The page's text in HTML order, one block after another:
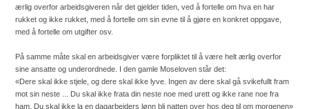
ærlig overfor arbeidsgiveren når det gjelder tiden, ved å fortelle om hva en har
rukket og ikke rukket, med å fortelle om sin evne til å gjøre en konkret oppgave,
med å fortelle om utgifter osv.
På samme måte skal en arbeidsgiver være forpliktet til å være helt ærlig overfor
sine ansatte og underordnede. I den gamle Moseloven står det:
«Dere skal ikke stjele, og dere skal ikke lyve. Ingen av dere skal gå svikefullt fram
mot sin neste ... Du skal ikke frata din neste noe med urett og ikke rane noe fra
ham. Du skal ikke la en dagarbeiders lønn bli natten over hos deg til om morgenen»